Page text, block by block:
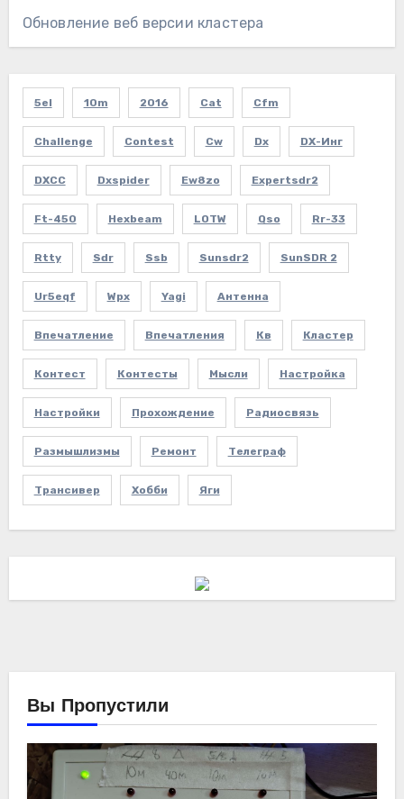
Обновление веб версии кластера
5el 10m 2016 Cat Cfm
Challenge Contest Cw Dx DX-Инг
DXCC Dxspider Ew8zo Expertsdr2
Ft-450 Hexbeam LOTW Qso Rr-33
Rtty Sdr Ssb Sunsdr2 SunSDR 2
Ur5eqf Wpx Yagi Антенна
Впечатление Впечатления Кв Кластер
Контест Контесты Мысли Настройка
Настройки Прохождение Радиосвязь
Размышлизмы Ремонт Телеграф
Трансивер Хобби Яги
Вы Пропустили